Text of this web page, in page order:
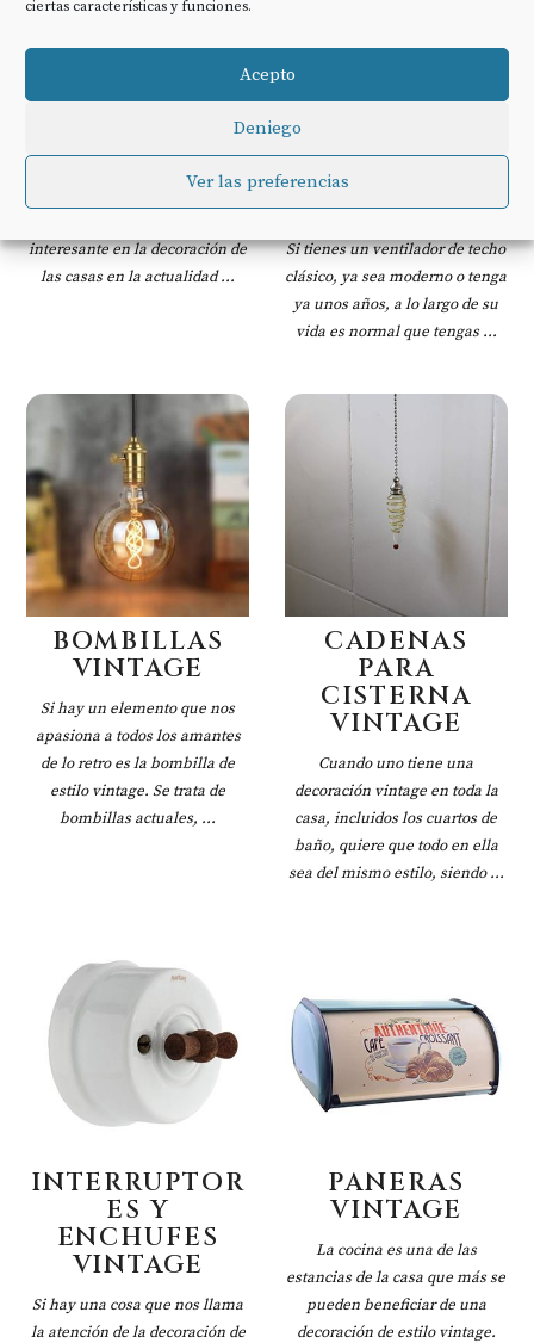
ciertas características y funciones.
Acepto
Deniego
Ver las preferencias
CAJAS DE LATA
queremos negarlo. Las cajas de
interesante en la decoración de
las casas en la actualidad ...
VINTAGE PARA
VENTILADORE
S DE TECHO
Si tienes un ventilador de techo
clásico, ya sea moderno o tenga
ya unos años, a lo largo de su
vida es normal que tengas ...
BOMBILLAS
VINTAGE
Si hay un elemento que nos
apasiona a todos los amantes
de lo retro es la bombilla de
estilo vintage. Se trata de
bombillas actuales, ...
CADENAS
PARA
CISTERNA
VINTAGE
Cuando uno tiene una
decoración vintage en toda la
casa, incluidos los cuartos de
baño, quiere que todo en ella
sea del mismo estilo, siendo ...
INTERRUPTOR
ES Y
ENCHUFES
VINTAGE
Si hay una cosa que nos llama
la atención de la decoración de
PANERAS
VINTAGE
La cocina es una de las
estancias de la casa que más se
pueden beneficiar de una
decoración de estilo vintage.